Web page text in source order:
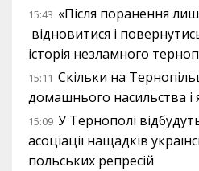
15:43 «Після поранення
відновитися і
історія незламного
15:11 Скільки на
домашнього насильства і
15:09 У Тернополі
асоціації нащадків
польських репресій